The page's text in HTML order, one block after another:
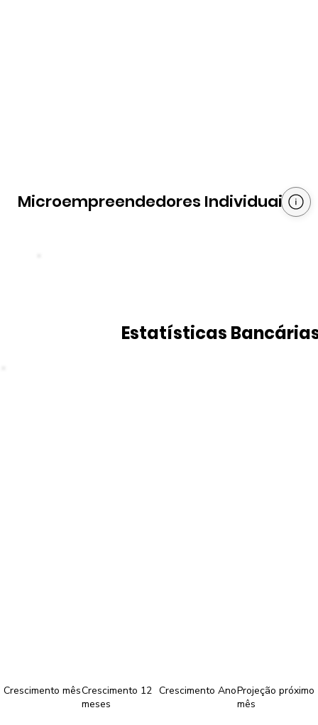
Microempreendedores Individuais
Estatísticas
Crescimento mêsCrescimento 12
meses
Crescimento AnoProjeção próximo
mês